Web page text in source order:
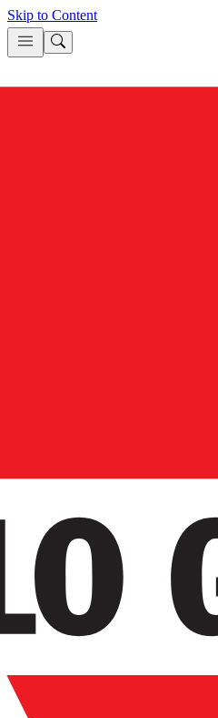
Skip to Content